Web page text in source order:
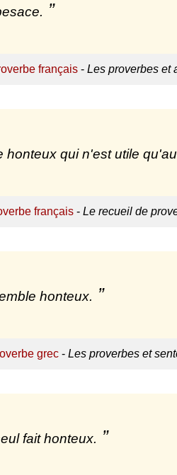
français - Les proverbes et
qui n'est utile
français- Le recueil de
honteux.
grec- Les proverbes et
fait honteux.